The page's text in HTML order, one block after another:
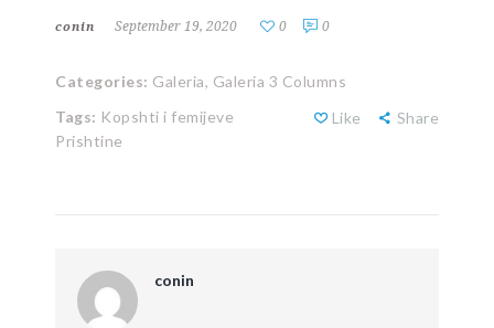
conin September 19, 2020 0 0
Categories: Galeria, Galeria 3 Columns
Like
Share
Tags: Kopshti i femijeve
Prishtine
conin